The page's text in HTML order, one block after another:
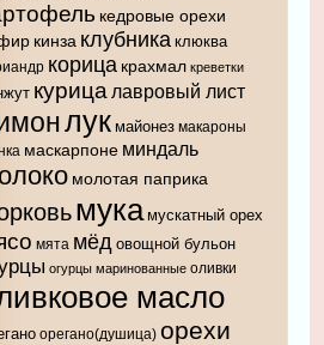
кедровые орехи
кинза клубника клюква
корица крахмал креветки
курица лавровый лист
лук майонез макароны
маскарпоне миндаль
молотая паприка
мука мускатный орех
мята мёд овощной бульон
огурцы маринованные оливки
масло
орегано(душица) орехи